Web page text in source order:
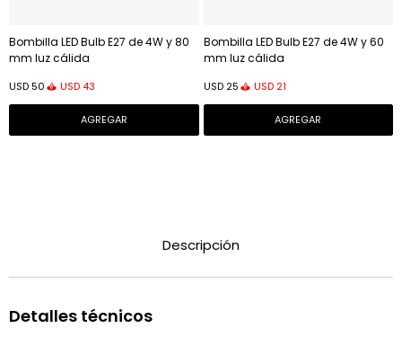
Bombilla LED Bulb E27 de 4W y 80
mm luz cálida
USD50 USD 43
Bombilla LED Bulb E27 de 4W y 60
mm luz cálida
USD 25 USD 21
Descripción
Detalles técnicos